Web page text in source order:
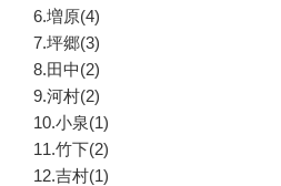
6.増原(4)
7.坪郷(3)
8.田中(2)
9.河村(2)
10.小泉(1)
11.竹下(2)
12.吉村(1)